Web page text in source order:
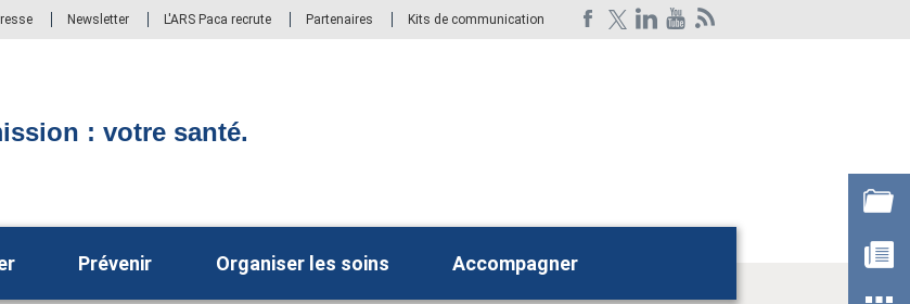
Newsletter L'ARS Paca recrute Partenaires Kits de communication
: votre santé.
Prévenir Organiser les soins Accompagner